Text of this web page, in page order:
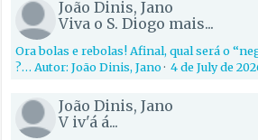
João Dinis, Jano
Viva o S. Diogo mais...
Ora bolas e rebolas! Afinal, qual será o
?… Autor: João Dinis, Jano·4 de July de
João Dinis, Jano
V iv'á á...